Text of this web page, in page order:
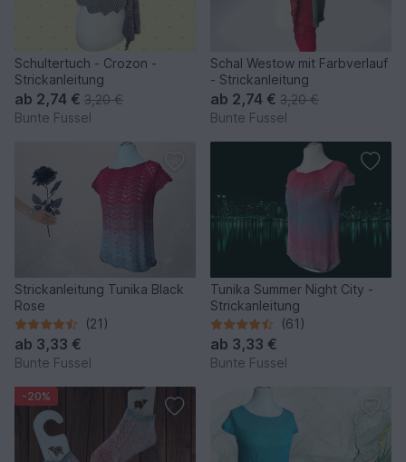
Schultertuch - Crozon -
Strickanleitung
ab 2,74 € 3,20 €
Bunte Fussel
Schal Westow mit Farbverlauf
- Strickanleitung
ab 2,74 € 3,20 €
Bunte Fussel
Strickanleitung Tunika Black
Rose
(21)
ab 3,33 €
Bunte Fussel
Tunika Summer Night City -
Strickanleitung
(61)
ab 3,33 €
Bunte Fussel
-20%